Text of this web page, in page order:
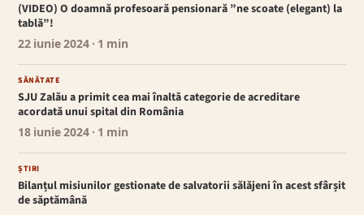
(VIDEO) O doamnă profesoară pensionară ”ne scoate (elegant) la
tablă”!
22 iunie 2024 · 1 min
SĂNĂTATE
SJU Zalău a primit cea mai înaltă categorie de acreditare
acordată unui spital din România
18 iunie 2024 · 1 min
ȘTIRI
Bilanțul misiunilor gestionate de salvatorii sălăjeni în acest sfârșit
de săptămână